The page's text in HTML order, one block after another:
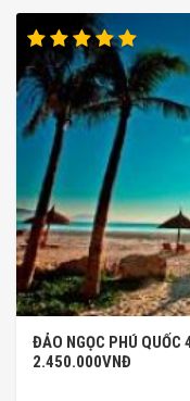
ĐẢO NGỌC PHÚ
2.450.000VNĐ